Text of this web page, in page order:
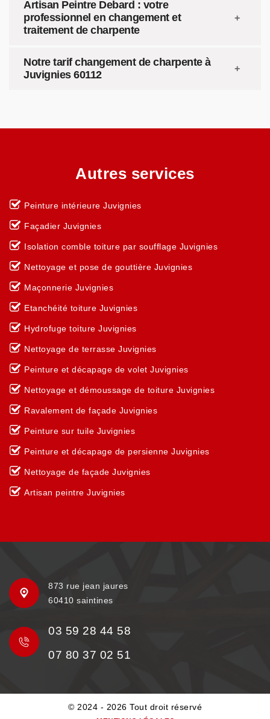
Artisan Peintre Debard : votre
professionnel en changement et
traitement de charpente
Notre tarif changement de charpente à
Juvignies 60112
Autres services
Peinture intérieure Juvignies
Façadier Juvignies
Isolation comble toiture par soufflage Juvignies
Nettoyage et pose de gouttière Juvignies
Maçonnerie Juvignies
Etanchéité toiture Juvignies
Hydrofuge toiture Juvignies
Nettoyage de terrasse Juvignies
Peinture et décapage de volet Juvignies
Nettoyage et démoussage de toiture Juvignies
Ravalement de façade Juvignies
Peinture sur tuile Juvignies
Peinture et décapage de persienne Juvignies
Nettoyage de façade Juvignies
Artisan peintre Juvignies
873 rue jean jaures
60410 saintines
03 59 28 44 58
07 80 37 02 51
© 2024 - 2026 Tout droit réservé